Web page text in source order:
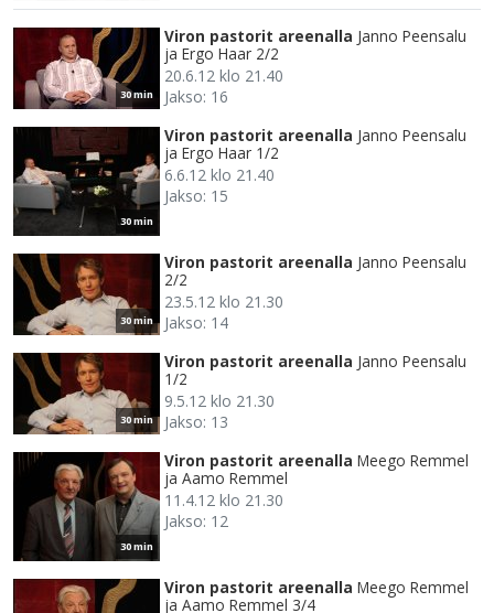
30 min
Viron pastorit areenalla Janno Peensalu
ja Ergo Haar 2/2
20.6.12 klo 21.40
Jakso: 16
30 min
Viron pastorit areenalla Janno Peensalu
ja Ergo Haar 1/2
6.6.12 klo 21.40
Jakso: 15
30 min
Viron pastorit areenalla Janno Peensalu
2/2
23.5.12 klo 21.30
Jakso: 14
30 min
Viron pastorit areenalla Janno Peensalu
1/2
9.5.12 klo 21.30
Jakso: 13
30 min
Viron pastorit areenalla Meego Remmel
ja Aamo Remmel
11.4.12 klo 21.30
Jakso: 12
Viron pastorit areenalla Meego Remmel
ja Aamo Remmel 3/4